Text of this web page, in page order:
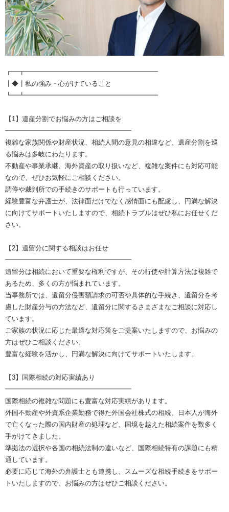
┏━┳━━━━━━━━━━━━━━━━━━━━
┃◆┃私の強み・心がけていること
┗━┻━━━━━━━━━━━━━━━━━━━━
【1】遺産分割でお悩みの方はご相談を
━━━━━━━━━━━━━━━━━━━
複雑な家族関係や財産状況、相続人間の意見の相違など、遺産分割を巡
る悩みは多岐にわたります。
不動産や事業承継、海外資産の取り扱いなど、複雑な案件にも対応可能
なので、ぜひお気軽にご相談ください。
調停や裁判所での手続きのサポートも行っています。
経験豊富な弁護士が、法律面だけでなく感情面にも配慮し、円満な解決
に向けてサポートいたしますので、相続トラブルはぜひ私にお任せくだ
さい。
【2】遺留分に関する相談はお任せ
━━━━━━━━━━━━━━━━━━━
遺留分は相続において重要な権利ですが、その行使や計算方法は複雑で
あるため、多くの方が悩まれています。
当事務所では、遺留分侵害額請求の可否や具体的な手続き、遺留分を考
慮した財産分与の方法など、遺留分に関するさまざまなご相談に対応し
ています。
ご家族の状況に応じた最適な対応策をご提案いたしますので、お悩みの
方はぜひご相談ください。
豊富な経験を活かし、円満な解決に向けてサポートいたします。
【3】国際相続の対応実績あり
━━━━━━━━━━━━━━━━━━━
国際相続の複雑な問題にも豊富な対応実績があります。
外国不動産や外資系企業勤務で得た外国会社株式の相続、日本人が海外
で亡くなった際の国内財産の処理など、国境を越えた相続案件を数多く
手がけてきました。
準拠法の選択や各国の相続法制の違いなど、国際相続特有の課題にも精
通しています。
必要に応じて海外の弁護士とも連携し、スムーズな相続手続きをサポー
トいたしますので、お悩みの方はぜひご相談ください。